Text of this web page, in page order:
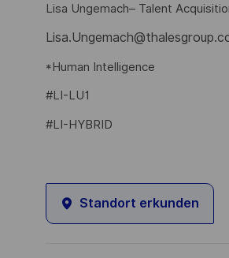
Lisa Ungemach– Talent
*Human Intelligence
#LI-LU1
#LI-HYBRID
Standort erkunden